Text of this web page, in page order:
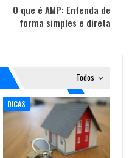
O que é AMP: Entenda de
forma simples e direta
Todos
DICAS